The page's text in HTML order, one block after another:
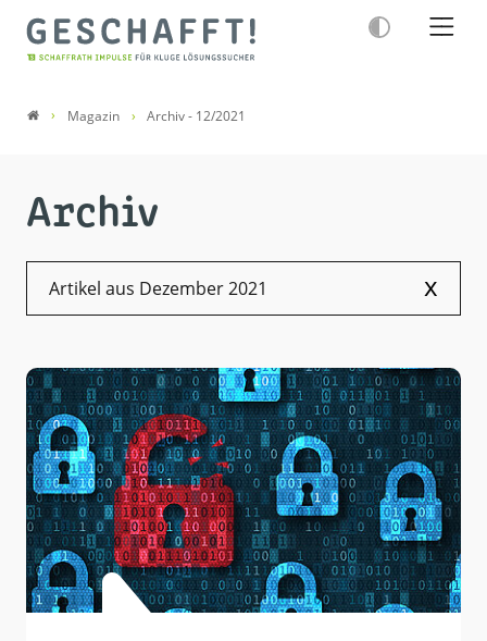
Magazin Archiv - 12/2021
Archiv
Artikel aus Dezember 2021 x